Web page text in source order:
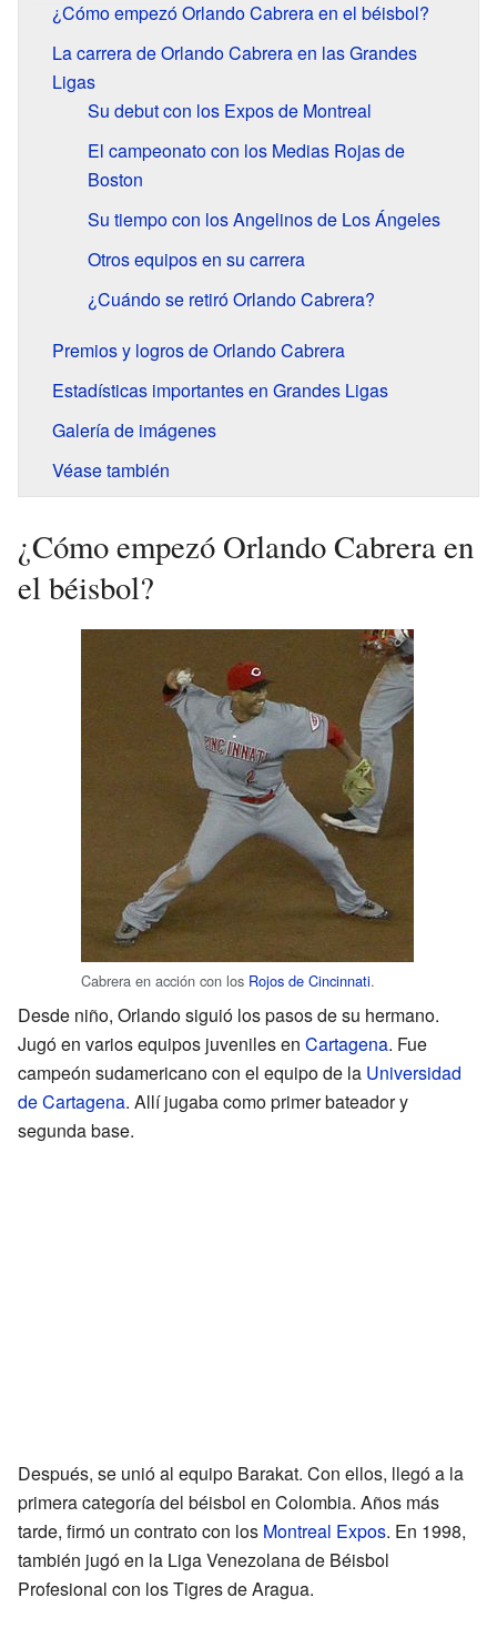
¿Cómo empezó Orlando Cabrera en el béisbol?
La carrera de Orlando Cabrera en las Grandes
Ligas
Su debut con los Expos de Montreal
El campeonato con los Medias Rojas de
Boston
Su tiempo con los Angelinos de Los Ángeles
Otros equipos en su carrera
¿Cuándo se retiró Orlando Cabrera?
Premios y logros de Orlando Cabrera
Estadísticas importantes en Grandes Ligas
Galería de imágenes
Véase también
¿Cómo empezó Orlando Cabrera en
el béisbol?
Cabrera en acción con los Rojos de Cincinnati.
Desde niño, Orlando siguió los pasos de su hermano.
Jugó en varios equipos juveniles en Cartagena. Fue
campeón sudamericano con el equipo de la Universidad
de Cartagena. Allí jugaba como primer bateador y
segunda base.
Después, se unió al equipo Barakat. Con ellos, llegó a la
primera categoría del béisbol en Colombia. Años más
tarde, firmó un contrato con los Montreal Expos. En 1998,
también jugó en la Liga Venezolana de Béisbol
Profesional con los Tigres de Aragua.